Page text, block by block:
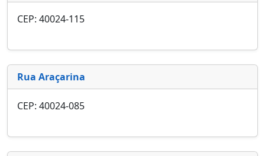
CEP: 40024-115
Rua Araçarina
CEP: 40024-085